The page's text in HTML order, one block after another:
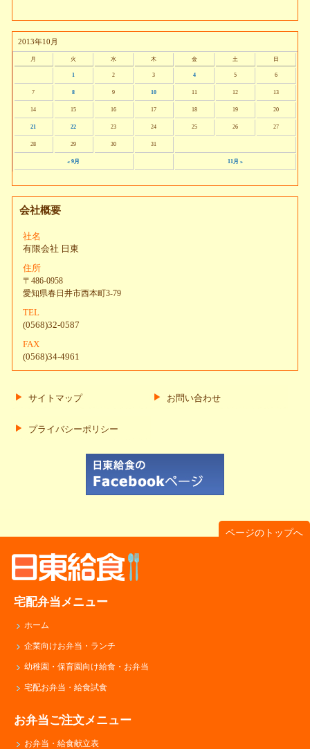
2013年10月
月 火 水 木 金 土 日
« 9月 11月 »
1 2 3 4 5 6
7 8 9 10 11 12 13
14 15 16 17 18 19 20
21 22 23 24 25 26 27
28 29 30 31
会社概要
社名
有限会社 日東
住所
〒486-0958
愛知県春日井市西本町3-79
TEL
(0568)32-0587
FAX
(0568)34-4961
サイトマップ お問い合わせ
プライバシーポリシー
ページのトップへ
宅配弁当メニュー
ホーム
企業向けお弁当・ランチ
幼稚園・保育園向け給食・お弁当
宅配お弁当・給食試食
お弁当ご注文メニュー
お弁当・給食献立表